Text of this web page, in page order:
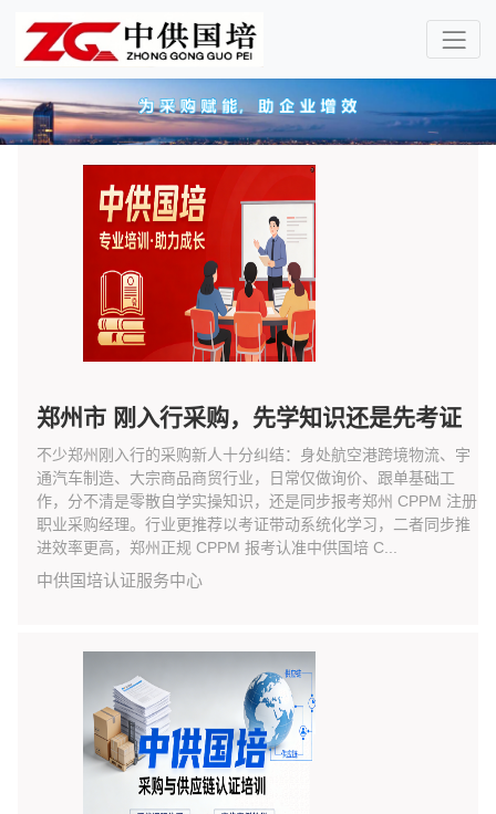
郑州市 刚入行采购，先学知识还是先考证
不少郑州刚入行的采购新人十分纠结：身处航空港跨境物流、宇
通汽车制造、大宗商品商贸行业，日常仅做询价、跟单基础工
作，分不清是零散自学实操知识，还是同步报考郑州 CPPM 注册
职业采购经理。行业更推荐以考证带动系统化学习，二者同步推
进效率更高，郑州正规 CPPM 报考认准中供国培 C...
中供国培认证服务中心